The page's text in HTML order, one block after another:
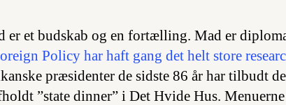
er et budskab og en fortælling. Mad er
Policy har haft gang det helt store
præsidenter de sidste 86 år har tilbudt
”state dinner” i Det Hvide Hus.